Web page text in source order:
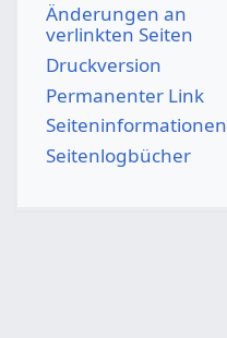
Änderungen an
verlinkten Seiten
Druckversion
Permanenter Link
Seiten­­informationen
Seitenlogbücher